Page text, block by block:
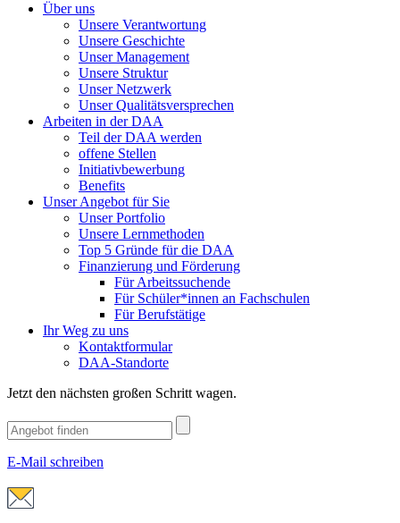
Über uns
Unsere Verantwortung
Unsere Geschichte
Unser Management
Unsere Struktur
Unser Netzwerk
Unser Qualitätsversprechen
Arbeiten in der DAA
Teil der DAA werden
offene Stellen
Initiativbewerbung
Benefits
Unser Angebot für Sie
Unser Portfolio
Unsere Lernmethoden
Top 5 Gründe für die DAA
Finanzierung und Förderung
Für Arbeitssuchende
Für Schüler*innen an Fachschulen
Für Berufstätige
Ihr Weg zu uns
Kontaktformular
DAA-Standorte
Jetzt den nächsten großen Schritt wagen.
E-Mail schreiben